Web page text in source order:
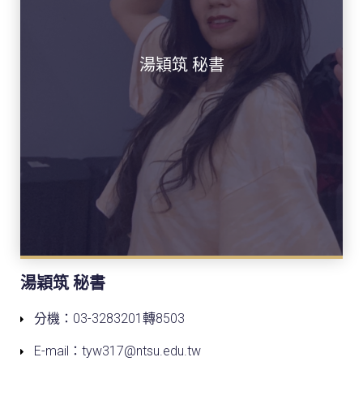
湯穎筑 秘書
湯穎筑 秘書
分機：03-3283201轉8503
E-mail：tyw317@ntsu.edu.tw